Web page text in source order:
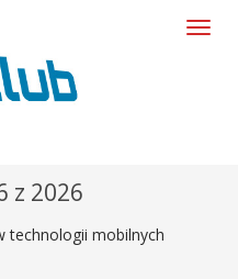
z 2026
technologii mobilnych